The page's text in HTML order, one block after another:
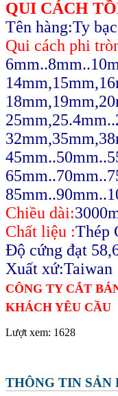
QUI CÁCH
Tên hàng:Ty b
Qui cách phi
14mm,15mm,
18mm,
32mm,35mm,
Chiều dài:
Chất liệu :Thép
Độ cứng đạt
Xuất xứ:Taiwan
CÔNG TY CẮT
KHÁCH YÊU CẦU
Lượt xem: 1628
THÔNG TIN SẢN